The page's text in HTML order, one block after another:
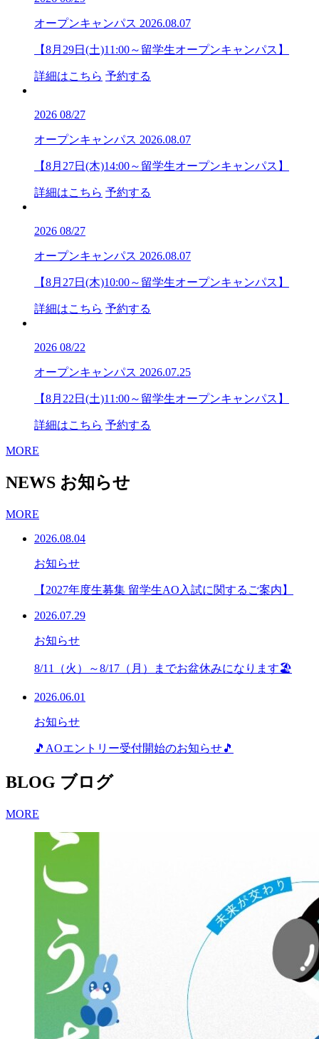
オープンキャンパス 2026.08.07
【8月29日(土)11:00～留学生オープンキャンパス】
詳細はこちら 予約する
2026 08/27
オープンキャンパス 2026.08.07
【8月27日(木)14:00～留学生オープンキャンパス】
詳細はこちら 予約する
2026 08/27
オープンキャンパス 2026.08.07
【8月27日(木)10:00～留学生オープンキャンパス】
詳細はこちら 予約する
2026 08/22
オープンキャンパス 2026.07.25
【8月22日(土)11:00～留学生オープンキャンパス】
詳細はこちら 予約する
MORE
NEWS お知らせ
MORE
2026.08.04
お知らせ
【2027年度生募集 留学生AO入試に関するご案内】
2026.07.29
お知らせ
8/11（火）～8/17（月）までお盆休みになります🏖
2026.06.01
お知らせ
🎵AOエントリー受付開始のお知らせ🎵
BLOG ブログ
MORE